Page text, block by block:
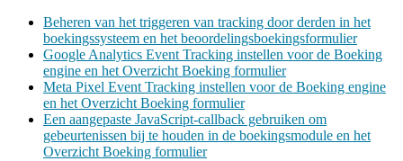
Beheren van het triggeren van tracking door derden in het
boekingssysteem en het beoordelingsboekingsformulier
Google Analytics Event Tracking instellen voor de Boeking
engine en het Overzicht Boeking formulier
Meta Pixel Event Tracking instellen voor de Boeking engine
en het Overzicht Boeking formulier
Een aangepaste JavaScript-callback gebruiken om
gebeurtenissen bij te houden in de boekingsmodule en het
Overzicht Boeking formulier